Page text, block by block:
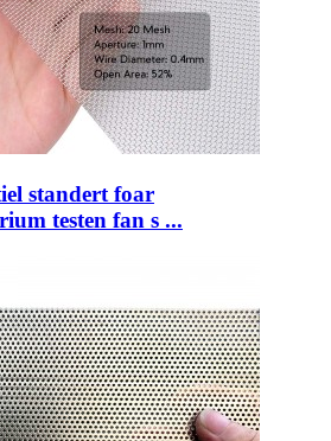
standert foar
testen fan s ...